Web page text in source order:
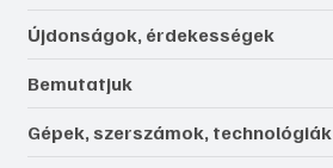
Újdonságok, érdekességek
Bemutatjuk
Gépek, szerszámok, technológiák